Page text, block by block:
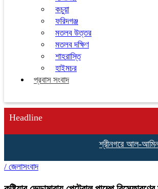
কচুয়া
ফরিদগঞ্জ
মতলব উত্তর
মতলব দক্ষিণ
শাহরাস্তি
হাইমচর
প্রবাস সংবাদ
Headline
শ্রীনগরে আল-আমিন
/ জেলাসংবাদ